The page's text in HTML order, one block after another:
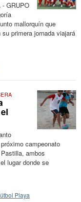
GRUPO
mallorquín que
primera jornada viajará
campeonato
ambos
lugar donde se
Playa